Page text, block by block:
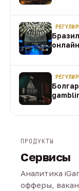
ПРОДУКТЫ
Сервисы
Аналитика
офферы,